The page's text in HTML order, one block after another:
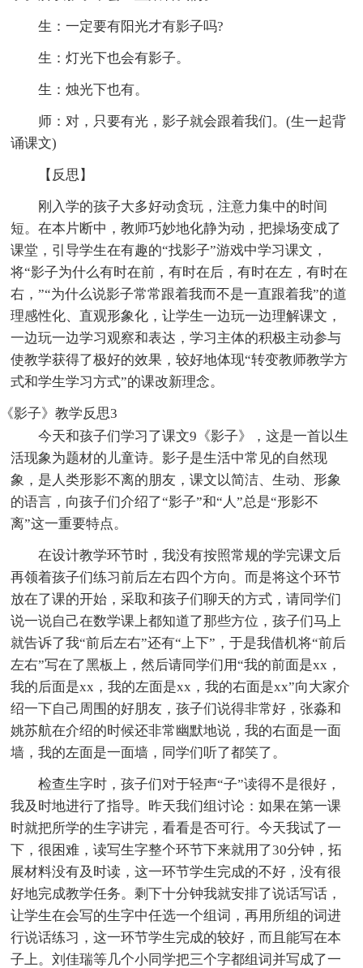
生：一定要有阳光才有影子吗?
生：灯光下也会有影子。
生：烛光下也有。
师：对，只要有光，影子就会跟着我们。(生一起背
诵课文)
【反思】
刚入学的孩子大多好动贪玩，注意力集中的时间
短。在本片断中，教师巧妙地化静为动，把操场变成了
课堂，引导学生在有趣的“找影子”游戏中学习课文，
将“影子为什么有时在前，有时在后，有时在左，有时在
右，”“为什么说影子常常跟着我而不是一直跟着我”的道
理感性化、直观形象化，让学生一边玩一边理解课文，
一边玩一边学习观察和表达，学习主体的积极主动参与
使教学获得了极好的效果，较好地体现“转变教师教学方
式和学生学习方式”的课改新理念。
《影子》教学反思3
今天和孩子们学习了课文9《影子》，这是一首以生
活现象为题材的儿童诗。影子是生活中常见的自然现
象，是人类形影不离的朋友，课文以简洁、生动、形象
的语言，向孩子们介绍了“影子”和“人”总是“形影不
离”这一重要特点。
在设计教学环节时，我没有按照常规的学完课文后
再领着孩子们练习前后左右四个方向。而是将这个环节
放在了课的开始，采取和孩子们聊天的方式，请同学们
说一说自己在数学课上都知道了那些方位，孩子们马上
就告诉了我“前后左右”还有“上下”，于是我借机将“前后
左右”写在了黑板上，然后请同学们用“我的前面是xx，
我的后面是xx，我的左面是xx，我的右面是xx”向大家介
绍一下自己周围的好朋友，孩子们说得非常好，张淼和
姚苏航在介绍的时候还非常幽默地说，我的右面是一面
墙，我的左面是一面墙，同学们听了都笑了。
检查生字时，孩子们对于轻声“子”读得不是很好，
我及时地进行了指导。昨天我们组讨论：如果在第一课
时就把所学的生字讲完，看看是否可行。今天我试了一
下，很困难，读写生字整个环节下来就用了30分钟，拓
展材料没有及时读，这一环节学生完成的不好，没有很
好地完成教学任务。剩下十分钟我就安排了说话写话，
让学生在会写的生字中任选一个组词，再用所组的词进
行说话练习，这一环节学生完成的较好，而且能写在本
子上。刘佳瑞等几个小同学把三个字都组词并写成了一